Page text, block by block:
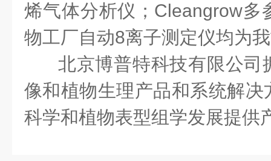
烯气体分析仪；Cleangrow多
物工厂自动8离子测定仪均为
北京博普特科技有限公司
像和植物生理产品和系统解
科学和植物表型组学发展提供